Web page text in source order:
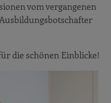
vom vergangenen
die schönen Einblicke!